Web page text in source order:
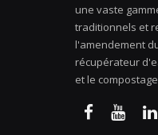
une vaste
traditionnels et
l'amendement
récupérateur
et le